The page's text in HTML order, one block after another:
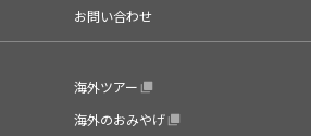
お問い合わせ
海外ツアー
海外のおみやげ